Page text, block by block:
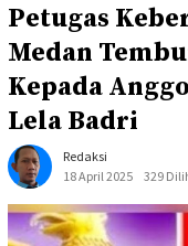
Petugas
Medan
Kepada
Lela Badri
Redaksi
18 April 2025
329